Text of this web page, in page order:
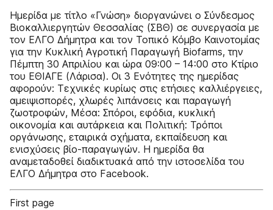
Ημερίδα με τίτλο «Γνώση» διοργανώνει ο Σύνδεσμος
Βιοκαλλιεργητών Θεσσαλίας (ΣΒΘ) σε συνεργασία με
τον ΕΛΓΟ Δήμητρα και τον Τοπικό Κόμβο Καινοτομίας
για την Κυκλική Αγροτική Παραγωγή Biofarms, την
Πέμπτη 30 Απριλίου και ώρα 09:00 – 14:00 στο Κτίριο
του ΕΘΙΑΓΕ (Λάρισα). Οι 3 Ενότητες της ημερίδας
αφορούν: Τεχνικές κυρίως στις ετήσιες καλλιέργειες,
αμειψισπορές, χλωρές λιπάνσεις και παραγωγή
ζωοτροφών, Μέσα: Σπόροι, εφόδια, κυκλική
οικονομία και αυτάρκεια και Πολιτική: Τρόποι
οργάνωσης, εταιρικά σχήματα, εκπαίδευση και
ενισχύσεις βίο-παραγωγών. Η ημερίδα θα
αναμεταδοθεί διαδικτυακά από την ιστοσελίδα του
ΕΛΓΟ Δήμητρα στο Facebook.
First page